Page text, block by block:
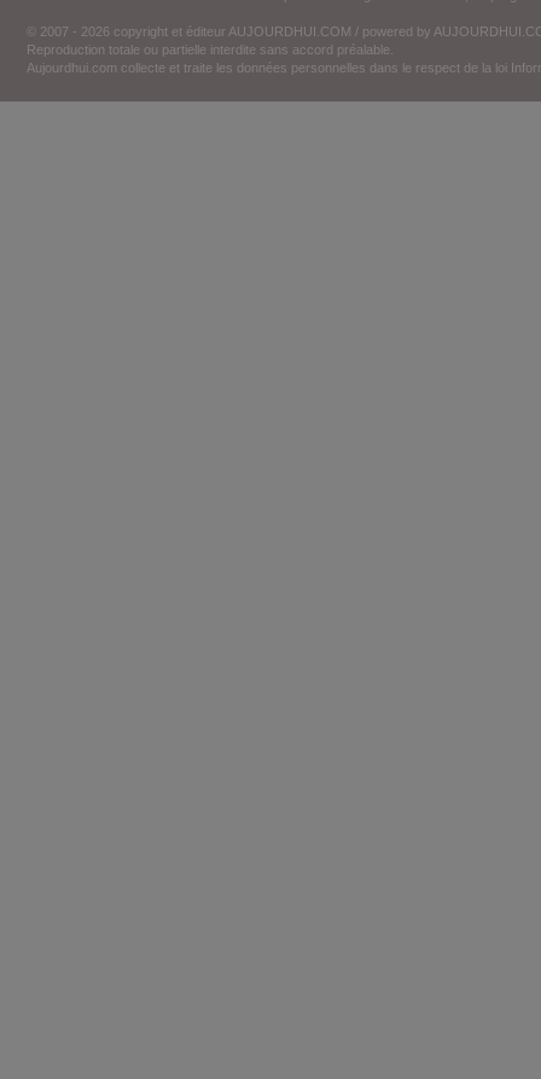
© 2007 - 2026 copyright et éditeur AUJOURDHUI.COM / powered by
Reproduction totale ou partielle interdite sans accord préalable.
Aujourdhui.com collecte et traite les données personnelles dans le respect de la loi